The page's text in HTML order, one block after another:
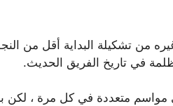
في نشر صور للفريق الذي فاز 17 فوزًا وغيره من تشكيلة
مواسم متعددة في كل مرة ، لكن